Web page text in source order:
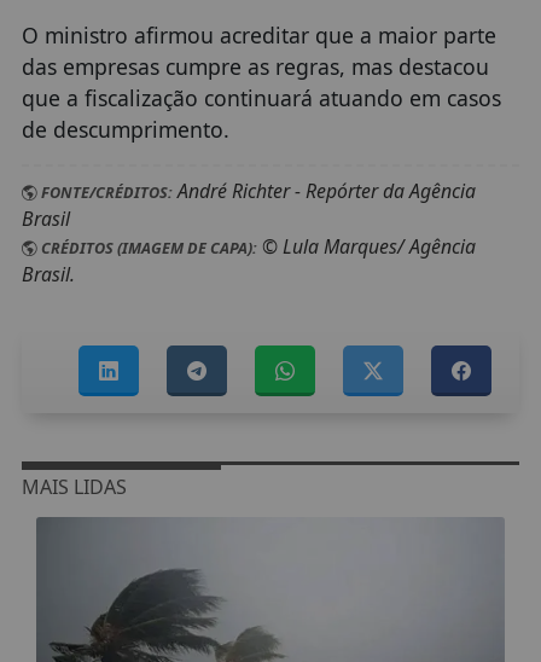
O ministro afirmou acreditar que a maior parte
das empresas cumpre as regras, mas destacou
que a fiscalização continuará atuando em casos
de descumprimento.
FONTE/CRÉDITOS:André Richter - Repórter da Agência
Brasil
CRÉDITOS (IMAGEM DE CAPA):© Lula Marques/ Agência
Brasil.
MAIS LIDAS